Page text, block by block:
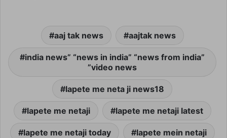
aaj tak news aajtak news
india news” “news in india” “news from india”
”video news
lapete me neta ji news18
lapete me netaji lapete me netaji latest
lapete me netaji today lapete mein netaji